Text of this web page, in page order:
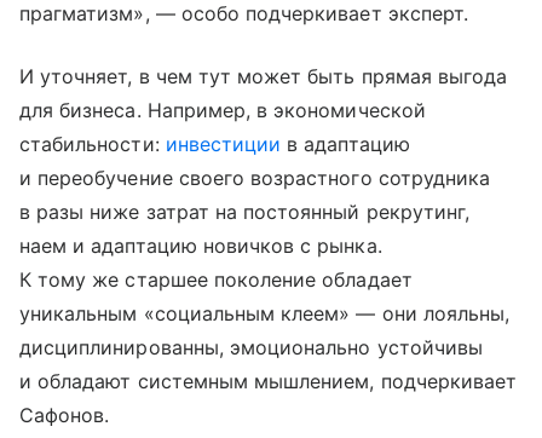
прагматизм», — особо подчеркивает эксперт.
И уточняет, в чем тут может быть прямая выгода
для бизнеса. Например, в экономической
стабильности: инвестиции в адаптацию
и переобучение своего возрастного сотрудника
в разы ниже затрат на постоянный рекрутинг,
наем и адаптацию новичков с рынка.
К тому же старшее поколение обладает
уникальным «социальным клеем» — они лояльны,
дисциплинированны, эмоционально устойчивы
и обладают системным мышлением, подчеркивает
Сафонов.